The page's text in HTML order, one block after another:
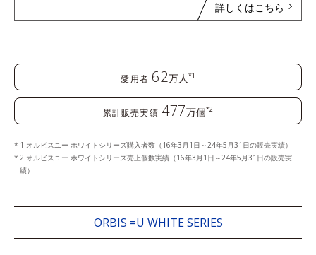
詳しくはこちら
愛用者 62万人 *1
累計販売実績 477万個*2
1 オルビスユー ホワイトシリーズ購入者数（16年3月1日～24年5月31日の販売実績）
2 オルビスユー ホワイトシリーズ売上個数実績（16年3月1日～24年5月31日の販売実
績）
ORBIS =U WHITE SERIES